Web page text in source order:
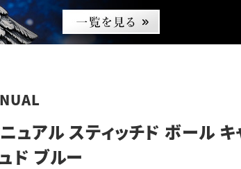
ュアル スティッチド ボール
ド ブルー